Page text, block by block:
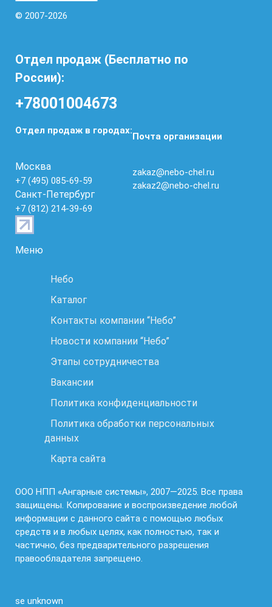
© 2007-2026
Отдел продаж (Бесплатно по
России):
+78001004673
Отдел продаж в городах:
Москва
+7 (495) 085-69-59
Санкт-Петербург
+7 (812) 214-39-69
Почта организации
zakaz@nebo-chel.ru
zakaz2@nebo-chel.ru
Меню
Небо
Каталог
Контакты компании “Небо”
Новости компании “Небо”
Этапы сотрудничества
Вакансии
Политика конфиденциальности
Политика обработки персональных
данных
Карта сайта
ООО НПП «Ангарные системы», 2007—2025. Все права
защищены. Копирование и воспроизведение любой
информации с данного сайта с помощью любых
средств и в любых целях, как полностью, так и
частично, без предварительного разрешения
правообладателя запрещено.
se unknown